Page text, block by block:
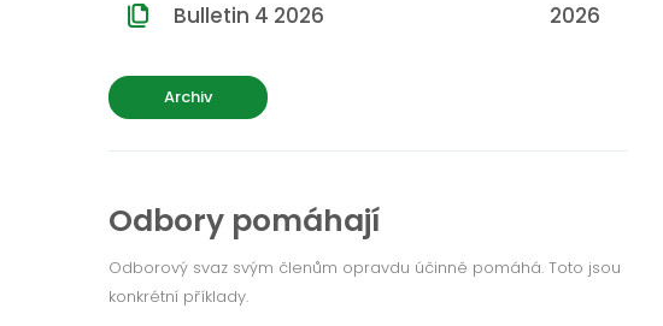
Bulletin 4 2026
2026
Archiv
Odbory pomáhají
Odborový svaz svým členům opravdu účinně pomáhá. Toto jsou
konkrétní příklady.